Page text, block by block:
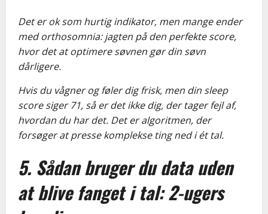
Det er ok som hurtig indikator, men mange ender
med orthosomnia: jagten på den perfekte score,
hvor det at optimere søvnen gør din søvn
dårligere.
Hvis du vågner og føler dig frisk, men din sleep
score siger 71, så er det ikke dig, der tager fejl af,
hvordan du har det. Det er algoritmen, der
forsøger at presse komplekse ting ned i ét tal.
5. Sådan bruger du data uden
at blive fanget i tal: 2-ugers